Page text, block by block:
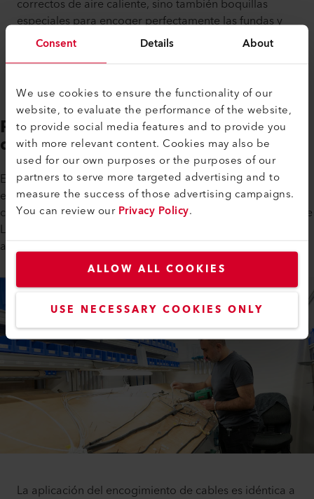
Consent Details About
We use cookies to ensure the functionality of our
website, to evaluate the performance of the website,
to provide social media features and to provide you
with more relevant content. Cookies may also be
used for our own purposes or the purposes of our
partners to serve more targeted advertising and to
measure the success of those advertising campaigns.
You can review ourPrivacy Policy.
ALLOW ALL COOKIES
USE NECESSARY COOKIES ONLY
correctos de aire caliente, sino también boquillas
especiales para encoger perfectamente las fundas y
los tubos termoretráctiles. Además de en las
Producción industrial de arneses
de cables
En las aplicaciones industriales, los arneses de cable se
elaboran a mano en los lugares de producción
correspondientes a la industria. Tanto las pistolas de calor de
Leister como las de Weldy se pueden utilizar continuamente
aquí.
La aplicación del encogimiento de cables es idéntica a